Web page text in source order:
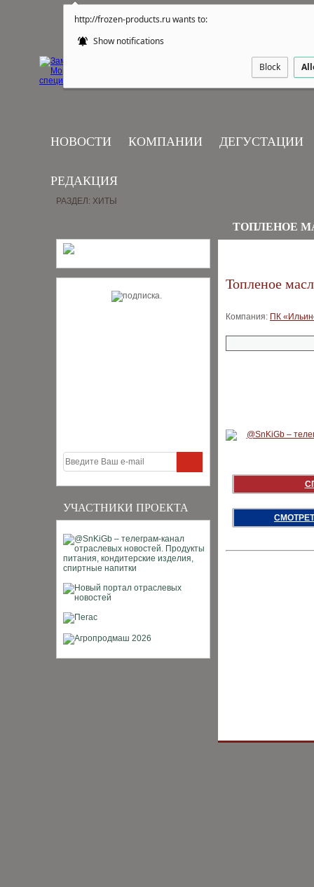
http://frozen-products.ru wants to:
Show notifications
Block
НОВОСТИ КОМПАНИИ ДЕГУСТАЦИИ
РЕДАКЦИЯ
УЧАСТНИКИ ПРОЕКТА
РАЗДЕЛ: ХИТЫ
ТОПЛЕНОЕ
Топленое
Компания: ПК